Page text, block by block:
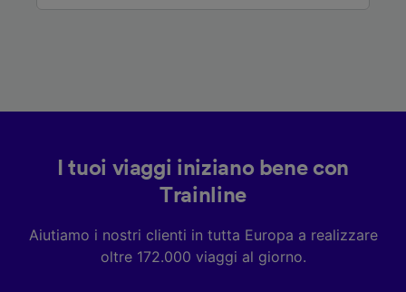
I tuoi viaggi iniziano bene con
Trainline
Aiutiamo i nostri clienti in tutta Europa a realizzare
oltre 172.000 viaggi al giorno.
Elenco dei partner (fornitori)